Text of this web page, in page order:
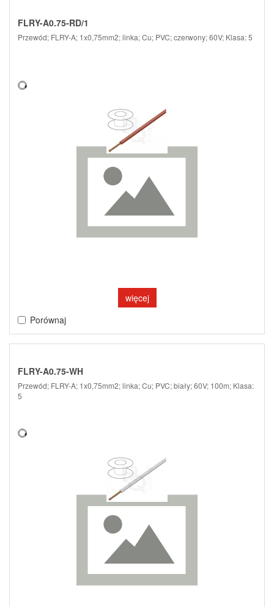
FLRY-A0.75-RD/1
Przewód; FLRY-A; 1x0,75mm2; linka; Cu; PVC; czerwony; 60V; Klasa: 5
więcej
Porównaj
FLRY-A0.75-WH
Przewód; FLRY-A; 1x0,75mm2; linka; Cu; PVC; biały; 60V; 100m; Klasa:
5